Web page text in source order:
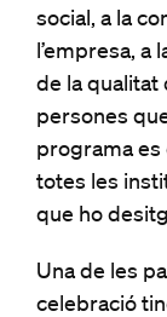
social, a la
l’empresa, a
de la qualitat
persones
programa es
totes les
que ho
Una de les
celebració